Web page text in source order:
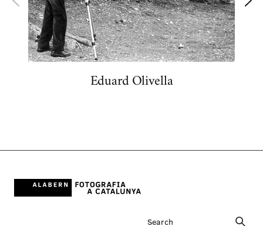
Eduard Olivella